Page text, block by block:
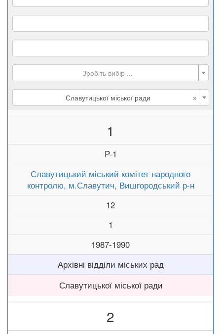
Зробіть вибір ...
×
Славутицької міської ради
1
P-1
Славутицький міський комітет народного
контролю, м.Славутич, Вишгородський р-н
12
1
1987-1990
Архівні відділи міських рад
Славутицької міської ради
2